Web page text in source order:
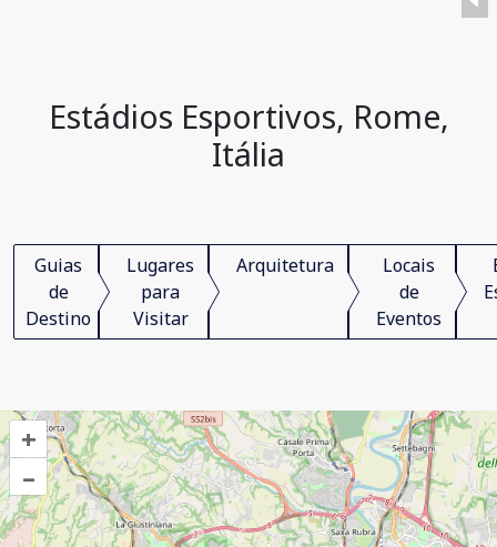
Estádios Esportivos, Rome,
Itália
Guias
de
Destino
Lugares
para
Visitar
Arquitetura
Locais
de
Eventos
+
–